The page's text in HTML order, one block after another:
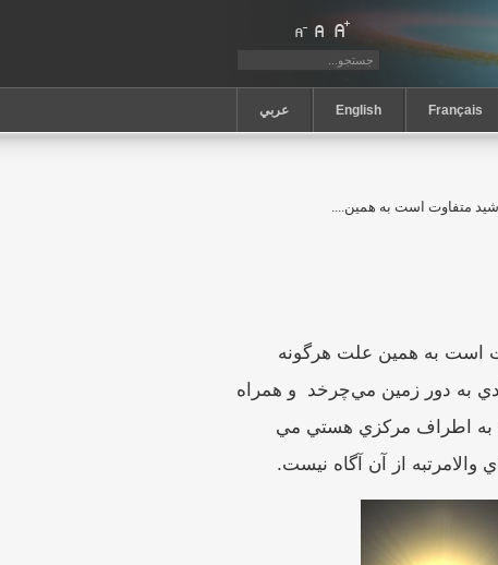
عربي English Français
متفاوت است به همين....
است به همين علت هرگونه
به دور زمين مي‌چرخد و همراه
به اطراف مركزي هستي مي
از آن آگاه نيست.